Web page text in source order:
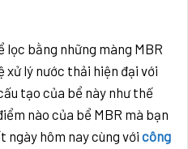
lọc bằng những màng MBR
xử lý nước thải hiện đại với
tạo của bể này như thế
nào của bể MBR mà bạn
ngày hôm nay cùng với công